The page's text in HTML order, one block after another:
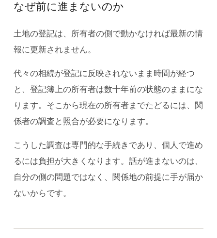
なぜ前に進まないのか
土地の登記は、所有者の側で動かなければ最新の情
報に更新されません。
代々の相続が登記に反映されないまま時間が経つ
と、登記簿上の所有者は数十年前の状態のままにな
ります。そこから現在の所有者までたどるには、関
係者の調査と照合が必要になります。
こうした調査は専門的な手続きであり、個人で進め
るには負担が大きくなります。話が進まないのは、
自分の側の問題ではなく、関係地の前提に手が届か
ないからです。